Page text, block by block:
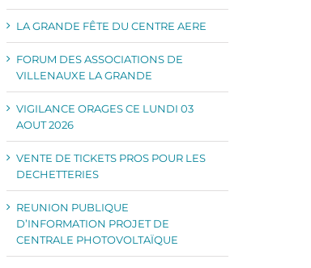
LA GRANDE FÊTE DU CENTRE AERE
FORUM DES ASSOCIATIONS DE
VILLENAUXE LA GRANDE
VIGILANCE ORAGES CE LUNDI 03
AOUT 2026
VENTE DE TICKETS PROS POUR LES
DECHETTERIES
REUNION PUBLIQUE
D’INFORMATION PROJET DE
CENTRALE PHOTOVOLTAÏQUE